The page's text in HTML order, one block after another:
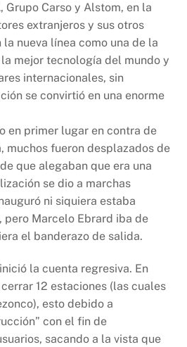
Grupo Carso y Alstom, en la
extranjeros y sus otros
la nueva línea como una de la
mejor tecnología del mundo y
internacionales, sin
se convirtió en una enorme
en primer lugar en contra de
muchos fueron desplazados de
que alegaban que era una
se dio a marchas
ni siquiera estaba
Marcelo Ebrard iba de
el banderazo de salida.
la cuenta regresiva. En
12 estaciones (las cuales
esto debido a
con el fin de
sacando a la vista que